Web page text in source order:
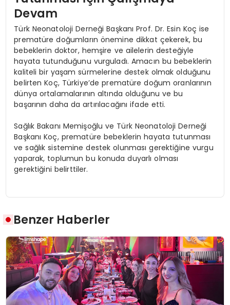
Devam
Türk Neonatoloji Derneği Başkanı Prof. Dr. Esin Koç ise
prematüre doğumların önemine dikkat çekerek, bu
bebeklerin doktor, hemşire ve ailelerin desteğiyle
hayata tutunduğunu vurguladı. Amacın bu bebeklerin
kaliteli bir yaşam sürmelerine destek olmak olduğunu
belirten Koç, Türkiye’de prematüre doğum oranlarının
dünya ortalamalarının altında olduğunu ve bu
başarının daha da artırılacağını ifade etti.
Sağlık Bakanı Memişoğlu ve Türk Neonatoloji Derneği
Başkanı Koç, prematüre bebeklerin hayata tutunması
ve sağlık sistemine destek olunması gerektiğine vurgu
yaparak, toplumun bu konuda duyarlı olması
gerektiğini belirttiler.
Benzer Haberler